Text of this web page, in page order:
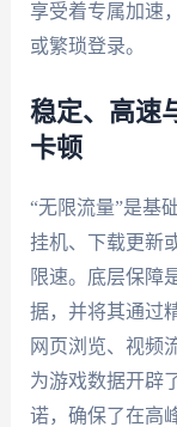
享受着专属加速
或繁琐登录。
稳定、高速
卡顿
“无限流量”是基
挂机、下载更新
限速。底层保障
据，并将其通过
网页浏览、视频
为游戏数据开辟
诺，确保了在高